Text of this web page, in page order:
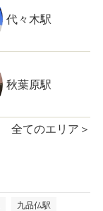
代々木駅
秋葉原駅
全てのエリア＞
九品仏駅